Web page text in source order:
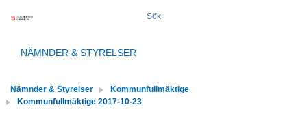
Sök
NÄMNDER & STYRELSER
Nämnder & Styrelser
Kommunfullmäktige
Kommunfullmäktige 2017-10-23